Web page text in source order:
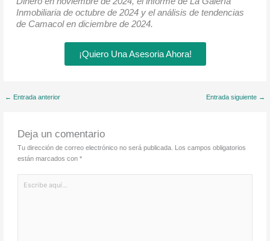
Inmobiliaria de octubre de 2024 y el análisis de tendencias
de Camacol en diciembre de 2024.
¡Quiero Una Asesoria Ahora!
← Entrada anterior Entrada siguiente →
Deja un comentario
Tu dirección de correo electrónico no será publicada. Los campos obligatorios
están marcados con*
aquí...